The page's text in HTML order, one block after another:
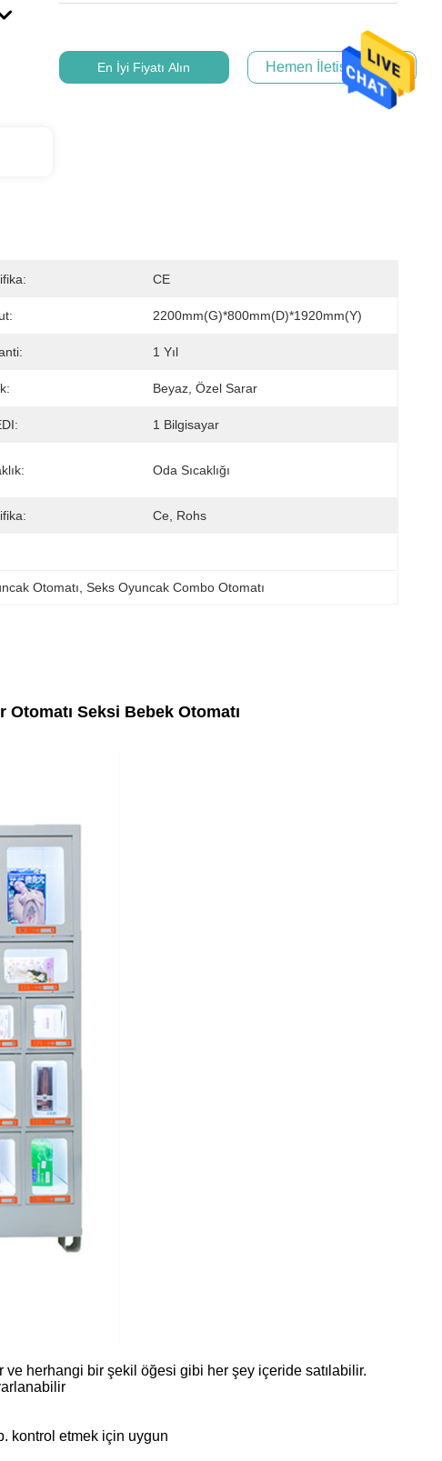
En İyi Fiyatı Alın Hemen İletişime Geçin
CE
2200mm(G)*800mm(D)*1920mm(Y)
1 Yıl
Beyaz, Özel Sarar
1 Bilgisayar
Oda Sıcaklığı
Ce, Rohs
Otomatı , Seks Oyuncak Combo Otomatı
Seksi Bebek Otomatı
ve herhangi bir şekil öğesi gibi her şey içeride satılabilir.
kontrol etmek için uygun